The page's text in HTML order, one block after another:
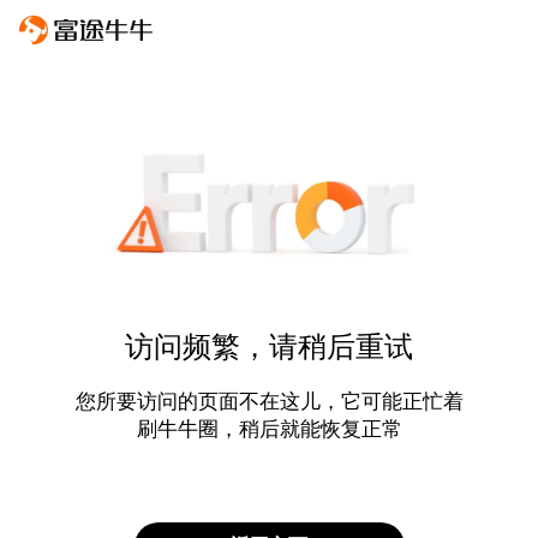
访问频繁，请稍后重试
您所要访问的页面不在这儿，它可能正忙着
刷牛牛圈，稍后就能恢复正常